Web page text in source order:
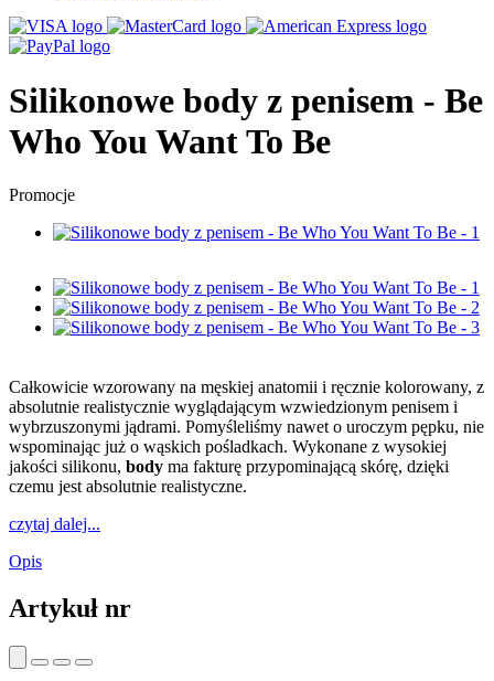
Silikonowe body z penisem - Be
Who You Want To Be
Promocje
Całkowicie wzorowany na męskiej anatomii i ręcznie kolorowany, z
absolutnie realistycznie wyglądającym wzwiedzionym penisem i
wybrzuszonymi jądrami. Pomyśleliśmy nawet o uroczym pępku, nie
wspominając już o wąskich pośladkach. Wykonane z wysokiej
jakości silikonu, body ma fakturę przypominającą skórę, dzięki
czemu jest absolutnie realistyczne.
czytaj dalej...
Opis
Artykuł nr